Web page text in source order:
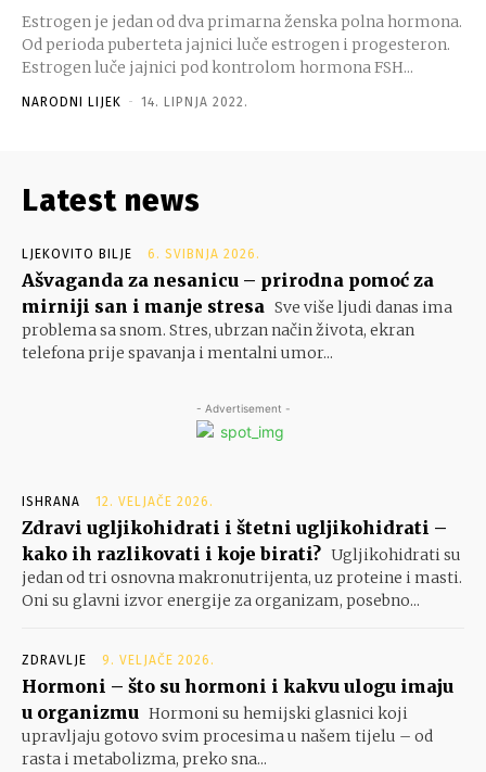
Estrogen je jedan od dva primarna ženska polna hormona.
Od perioda puberteta jajnici luče estrogen i progesteron.
Estrogen luče jajnici pod kontrolom hormona FSH...
NARODNI LIJEK - 14. LIPNJA 2022.
Latest news
LJEKOVITO BILJE 6. SVIBNJA 2026.
Ašvaganda za nesanicu – prirodna pomoć za
mirniji san i manje stresa Sve više ljudi danas ima
problema sa snom. Stres, ubrzan način života, ekran
telefona prije spavanja i mentalni umor...
- Advertisement -
ISHRANA 12. VELJAČE 2026.
Zdravi ugljikohidrati i štetni ugljikohidrati –
kako ih razlikovati i koje birati? Ugljikohidrati su
jedan od tri osnovna makronutrijenta, uz proteine i masti.
Oni su glavni izvor energije za organizam, posebno...
ZDRAVLJE 9. VELJAČE 2026.
Hormoni – što su hormoni i kakvu ulogu imaju
u organizmu Hormoni su hemijski glasnici koji
upravljaju gotovo svim procesima u našem tijelu – od
rasta i metabolizma, preko sna...